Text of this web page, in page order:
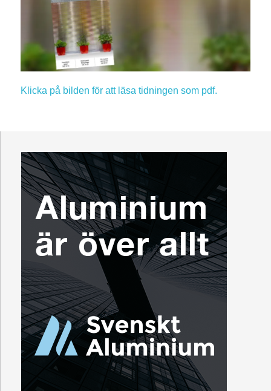
Klicka på bilden för att läsa tidningen som pdf.